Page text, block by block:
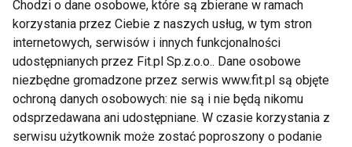
skomplikowane wyjaśnienia ekspertów.
To nie pierwszy przypadek, gdy dermatolodzy
ostrzegają przed internetowymi trendami. W
ostatnich latach popularność zdobywały m.in.
celowe opalanie bez filtrów, domowe mieszanki
nakładane na skórę czy eksperymentowanie z
Chodzi o dane osobowe, które są zbierane w ramach
korzystania przez Ciebie z naszych usług, w tym stron
internetowych, serwisów i innych funkcjonalności
udostępnianych przez Fit.pl Sp.z.o.o.. Dane osobowe
niezbędne gromadzone przez serwis www.fit.pl są objęte
ochroną danych osobowych: nie są i nie będą nikomu
odsprzedawana ani udostępniane. W czasie korzystania z
serwisu użytkownik może zostać poproszony o podanie